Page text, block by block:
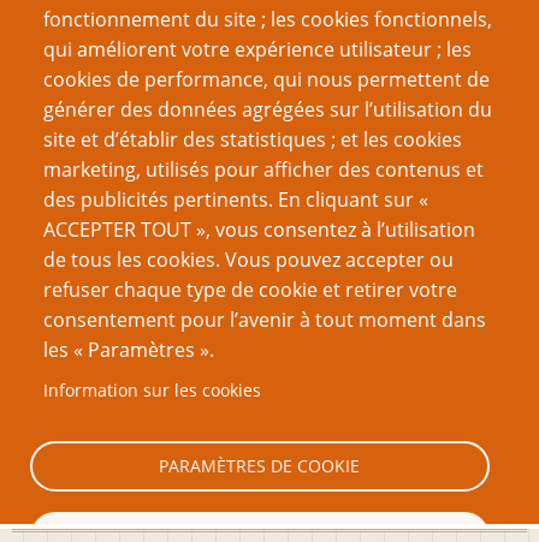
fonctionnement du site ; les cookies fonctionnels,
qui améliorent votre expérience utilisateur ; les
cookies de performance, qui nous permettent de
générer des données agrégées sur l’utilisation du
site et d’établir des statistiques ; et les cookies
marketing, utilisés pour afficher des contenus et
des publicités pertinents. En cliquant sur «
ACCEPTER TOUT », vous consentez à l’utilisation
de tous les cookies. Vous pouvez accepter ou
refuser chaque type de cookie et retirer votre
consentement pour l’avenir à tout moment dans
les « Paramètres ».
Information sur les cookies
PARAMÈTRES DE COOKIE
TOUT REFUSER
Recherche
Nom d'utilisateur
Mot de passe
Réinitialiser votre mot de passe